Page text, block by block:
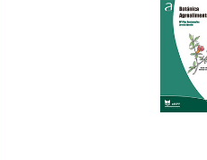
VAT